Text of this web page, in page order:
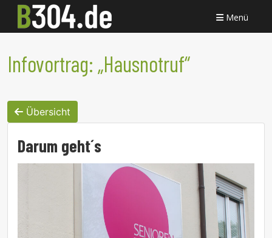
Menü
Infovortrag: „Hausnotruf“
Übersicht
Darum geht´s